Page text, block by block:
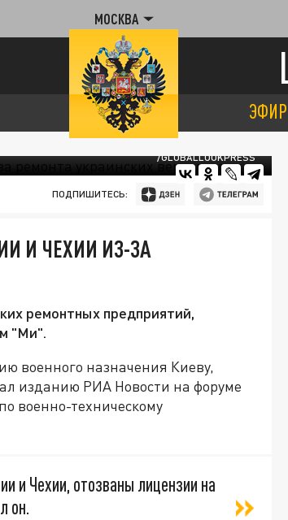
МОСКВА
ЭФИР
/GLOBALLOOKPRESS
ПОДПИШИТЕСЬ:
И ЧЕХИИ ИЗ-ЗА
ремонтных предприятий,
"Ми".
военного назначения Киеву,
изданию РИА Новости на форуме
военно-техническому
и Чехии, отозваны лицензии на
он.